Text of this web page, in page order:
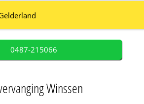
0487-215066
Winssen